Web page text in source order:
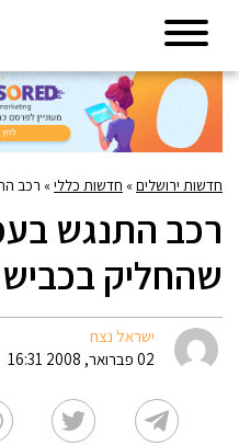
חדשות ירושלים» חדשות כללי» רכב
רכב התנגש
שהחליק
ישראל נצח
02 פברואר, 2008 16:31